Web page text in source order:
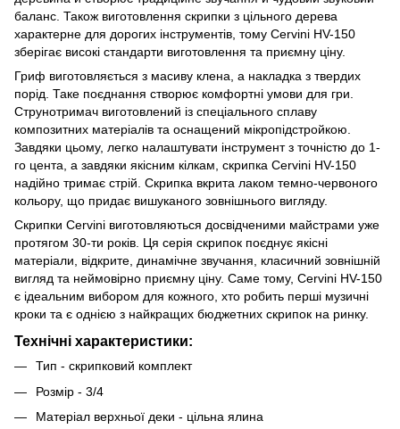
баланс. Також виготовлення скрипки з цільного дерева
характерне для дорогих інструментів, тому Cervini HV-150
зберігає високі стандарти виготовлення та приємну ціну.
Гриф виготовляється з масиву клена, а накладка з твердих
порід. Таке поєднання створює комфортні умови для гри.
Струнотримач виготовлений із спеціального сплаву
композитних матеріалів та оснащений мікропідстройкою.
Завдяки цьому, легко налаштувати інструмент з точністю до 1-
го цента, а завдяки якісним кілкам, скрипка Cervini HV-150
надійно тримає стрій. Скрипка вкрита лаком темно-червоного
кольору, що придає вишуканого зовнішнього вигляду.
Скрипки Cervini виготовляються досвідченими майстрами уже
протягом 30-ти років. Ця серія скрипок поєднує якісні
матеріали, відкрите, динамічне звучання, класичний зовнішній
вигляд та неймовірно приємну ціну. Саме тому, Cervini HV-150
є ідеальним вибором для кожного, хто робить перші музичні
кроки та є однією з найкращих бюджетних скрипок на ринку.
Технічні характеристики:
Тип - скрипковий комплект
Розмір - 3/4
Матеріал верхньої деки - цільна ялина